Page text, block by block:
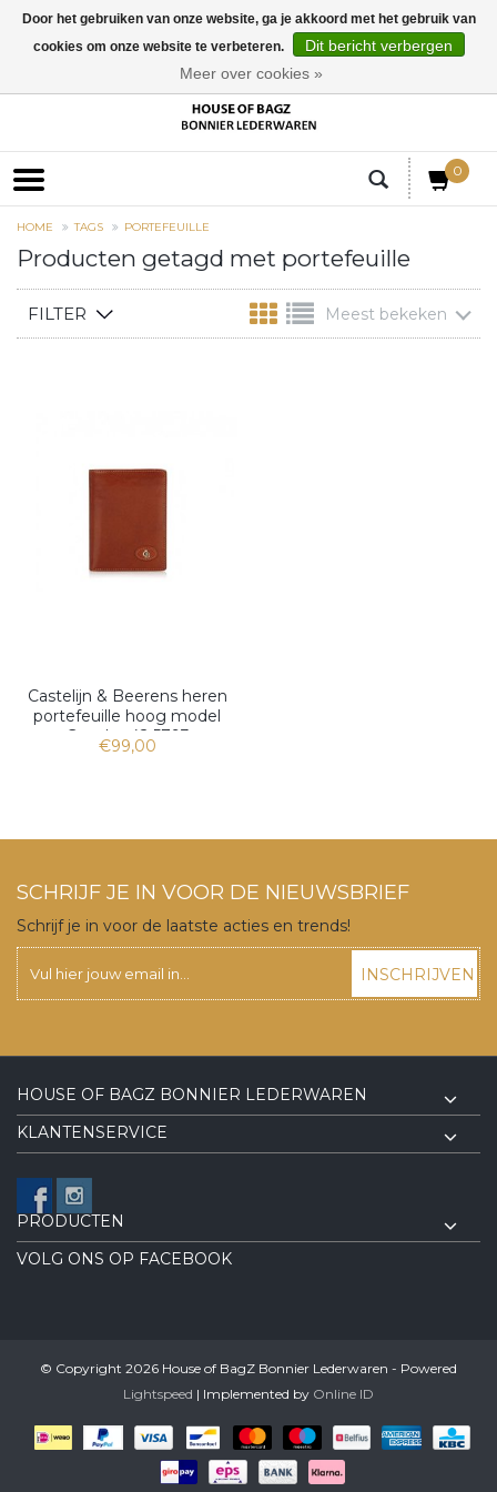
0
HOME TAGS PORTEFEUILLE
Producten getagd met portefeuille
FILTER Meest bekeken
Castelijn & Beerens heren
portefeuille hoog model
Gaucho 42 5793
€99,00
SCHRIJF JE IN VOOR DE NIEUWSBRIEF
Schrijf je in voor de laatste acties en trends!
INSCHRIJVEN
HOUSE OF BAGZ BONNIER LEDERWAREN
KLANTENSERVICE
PRODUCTEN
VOLG ONS OP FACEBOOK
© Copyright 2026 House of BagZ Bonnier Lederwaren - Powered
Lightspeed | Implemented by Online ID
Door het gebruiken van onze website, ga je akkoord met het gebruik van
cookies om onze website te verbeteren.
Dit bericht verbergen
Meer over cookies »